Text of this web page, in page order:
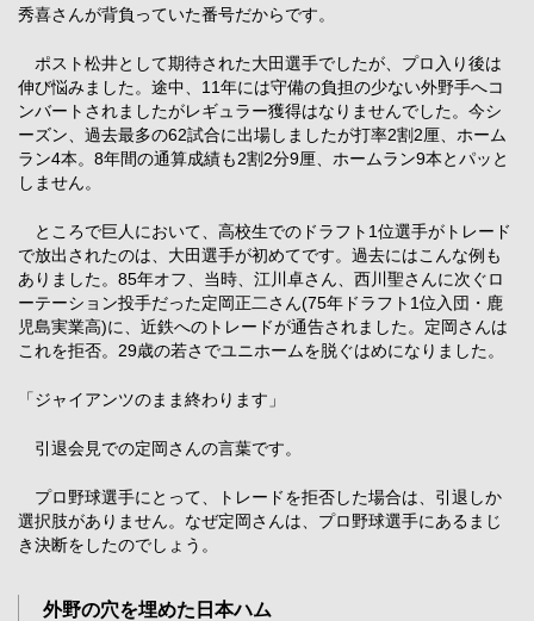
秀喜さんが背負っていた番号だからです。
ポスト松井として期待された大田選手でしたが、プロ入り後は
伸び悩みました。途中、11年には守備の負担の少ない外野手へコ
ンバートされましたがレギュラー獲得はなりませんでした。今シ
ーズン、過去最多の62試合に出場しましたが打率2割2厘、ホーム
ラン4本。8年間の通算成績も2割2分9厘、ホームラン9本とパッと
しません。
ところで巨人において、高校生でのドラフト1位選手がトレード
で放出されたのは、大田選手が初めてです。過去にはこんな例も
ありました。85年オフ、当時、江川卓さん、西川聖さんに次ぐロ
ーテーション投手だった定岡正二さん(75年ドラフト1位入団・鹿
児島実業高)に、近鉄へのトレードが通告されました。定岡さんは
これを拒否。29歳の若さでユニホームを脱ぐはめになりました。
「ジャイアンツのまま終わります」
引退会見での定岡さんの言葉です。
プロ野球選手にとって、トレードを拒否した場合は、引退しか
選択肢がありません。なぜ定岡さんは、プロ野球選手にあるまじ
き決断をしたのでしょう。
外野の穴を埋めた日本ハム